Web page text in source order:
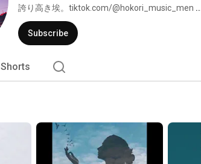
誇り高き埃。tiktok.com/@hokori_music_men
Subscribe
Shorts